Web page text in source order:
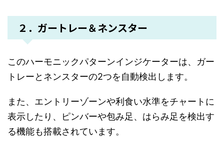
２．ガートレー＆ネンスター
このハーモニックパターンインジケーターは、ガー
トレーとネンスターの2つを自動検出します。
また、エントリーゾーンや利食い水準をチャートに
表示したり、ピンバーや包み足、はらみ足を検出す
る機能も搭載されています。